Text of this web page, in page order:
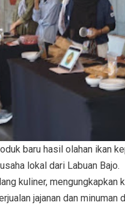
baru hasil olahan ikan
lokal dari Labuan Bajo.
kuliner, mengungkapkan
jajanan dan